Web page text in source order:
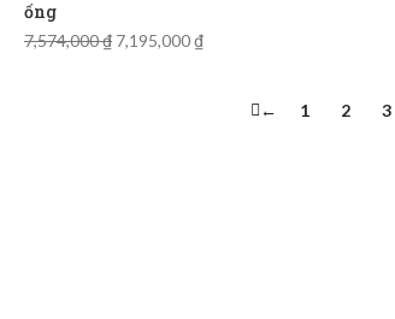
ống
7,574,000₫ 7,195,000₫
← 1 2 3